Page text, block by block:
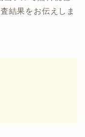
結果をお伝えしま